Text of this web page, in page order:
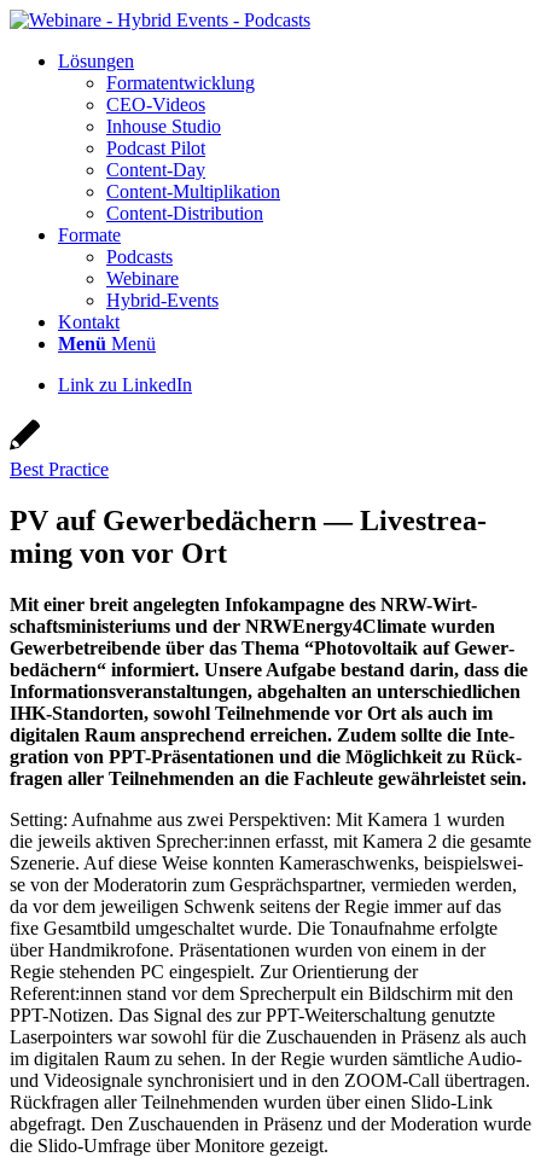
Lösun­gen
For­ma­t­ent­wick­lung
CEO-Vide­os
Inhouse Stu­dio
Pod­cast Pilot
Con­­tent-Day
Con­tent-Mul­ti­pli­ka­ti­on
Con­tent-Dis­tri­bu­ti­on
For­ma­te
Pod­casts
Web­i­na­re
Hybrid-Events
Kon­takt
Menü Menü
Link zu LinkedIn
Best Practice
PV auf Gewer­be­dä­chern — Live­strea­
ming von vor Ort
Mit einer breit ange­leg­ten Info­kam­pa­gne des NRW-Wirt­
schafts­mi­nis­te­ri­ums und der NRWEnergy4Climate wur­den
Gewer­be­trei­ben­de über das The­ma “Pho­to­vol­ta­ik auf Gewer­
be­dä­chern“ infor­miert. Unse­re Auf­ga­be bestand dar­in, dass die
Infor­ma­ti­ons­ver­an­stal­tun­gen, abge­hal­ten an unter­schied­li­chen
IHK-Stand­or­ten, sowohl Teil­neh­men­de vor Ort als auch im
digi­ta­len Raum anspre­chend errei­chen. Zudem soll­te die Inte­
gra­ti­on von PPT-Prä­sen­ta­tio­nen und die Mög­lich­keit zu Rück­
fra­gen aller Teil­neh­men­den an die Fach­leu­te gewähr­leis­tet sein.
Set­ting: Auf­nah­me aus zwei Per­spek­ti­ven: Mit Kame­ra 1 wur­den
die jeweils akti­ven Sprecher:innen erfasst, mit Kame­ra 2 die gesam­te
Sze­ne­rie. Auf die­se Wei­se konn­ten Kame­ra­schwenks, bei­spiels­wei­
se von der Mode­ra­to­rin zum Gesprächs­part­ner, ver­mie­den wer­den,
da vor dem jewei­li­gen Schwenk sei­tens der Regie immer auf das
fixe Gesamt­bild umge­schal­tet wur­de. Die Ton­auf­nah­me erfolg­te
über Hand­mi­kro­fo­ne. Prä­sen­ta­tio­nen wur­den von einem in der
Regie ste­hen­den PC ein­ge­spielt. Zur Ori­en­tie­rung der
Referent:innen stand vor dem Spre­cher­pult ein Bild­schirm mit den
PPT-Noti­zen. Das Signal des zur PPT-Wei­ter­schal­tung genutz­te
Laser­poin­ters war sowohl für die Zuschau­en­den in Prä­senz als auch
im digi­ta­len Raum zu sehen. In der Regie wur­den sämt­li­che Audio-
und Video­si­gna­le syn­chro­ni­siert und in den ZOOM-Call über­tra­gen.
Rück­fra­gen aller Teil­neh­men­den wur­den über einen Slido-Link
abge­fragt. Den Zuschau­en­den in Prä­senz und der Mode­ra­ti­on wur­de
die Slido-Umfra­ge über Moni­to­re gezeigt.